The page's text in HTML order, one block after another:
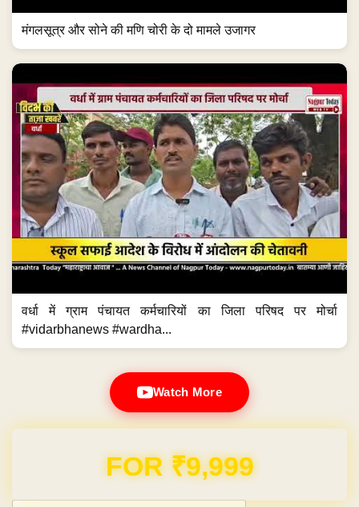
मंगलसूत्र और सोने की मणि चोरी के दो मामले उजागर
वर्धा में ग्राम पंचायत कर्मचारियों का जिला परिषद पर मोर्चा
#vidarbhanews #wardha...
Watch More
Domain & Hosting FREE for 1 Year